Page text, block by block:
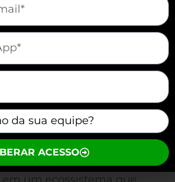
que as histórias sejam
maneira personalizada e
sua linguagem para
conexões mais
o público.
vai além da
de histórias; ela integra
e configurações
ACESSO